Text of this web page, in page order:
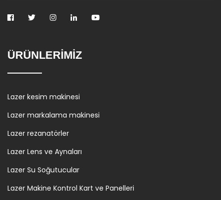
ÜRÜNLERİMİZ
Lazer kesim makinesi
Lazer markalama makinesi
Lazer rezanatörler
Lazer Lens ve Aynaları
Lazer Su Soğutucular
Lazer Makine Kontrol Kart ve Panelleri